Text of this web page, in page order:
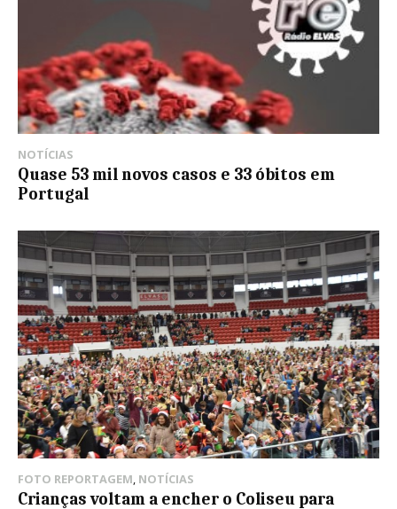
NOTÍCIAS
Quase 53 mil novos casos e 33 óbitos em
Portugal
FOTO REPORTAGEM, NOTÍCIAS
Crianças voltam a encher o Coliseu para